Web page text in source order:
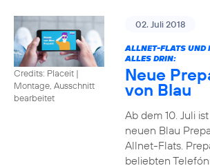
Credits: Placeit |
Montage, Ausschnitt
bearbeitet
02. Juli 2018
ALLNET-FLATS UND
ALLES DRIN:
Neue
von Blau
Ab dem 10. Juli
neuen Blau
Allnet-Flats.
beliebten